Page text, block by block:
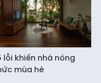
lỗi khiến nhà nóng
mùa hè